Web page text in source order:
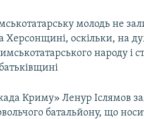
молодь не
оскільки, на
народу і
Криму» Ленур Іслямов
батальйону, що